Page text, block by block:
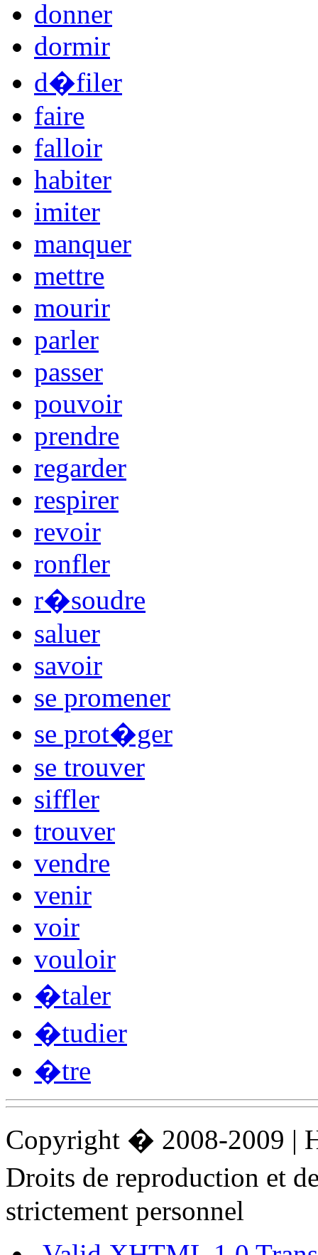
donner
dormir
d�filer
faire
falloir
habiter
imiter
manquer
mettre
mourir
parler
passer
pouvoir
prendre
regarder
respirer
revoir
ronfler
r�soudre
saluer
savoir
se promener
se prot�ger
se trouver
siffler
trouver
vendre
venir
voir
vouloir
�taler
�tudier
�tre
Copyright � 2008-2009 |
Droits de reproduction et
strictement personnel